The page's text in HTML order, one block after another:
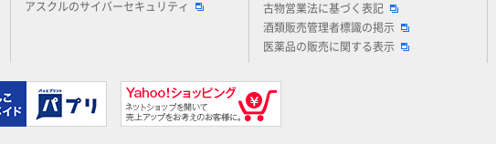
アスクルのサイバーセキュリティ
古物営業法に基づく表記
酒類販売管理者標識の掲示
医薬品の販売に関する表示